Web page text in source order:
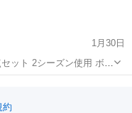
1月30日
ット 2シーズン使用 ボー
約